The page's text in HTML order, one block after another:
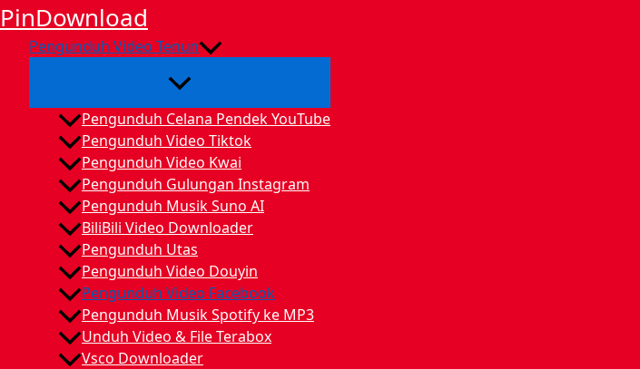
Lewati
ke
konten
PinDownload
Pengunduh Video Tenun
Pengunduh Celana Pendek YouTube
Pengunduh Video Tiktok
Pengunduh Video Kwai
Pengunduh Gulungan Instagram
Pengunduh Musik Suno AI
BiliBili Video Downloader
Pengunduh Utas
Pengunduh Video Douyin
Pengunduh Video Facebook
Pengunduh Musik Spotify ke MP3
Unduh Video & File Terabox
Vsco Downloader